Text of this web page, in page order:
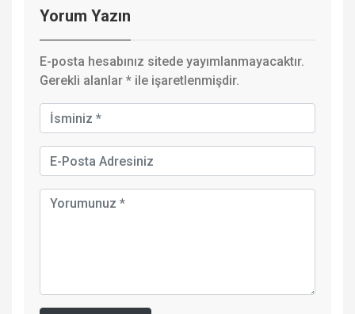
Yorum Yazın
E-posta hesabınız sitede yayımlanmayacaktır.
Gerekli alanlar * ile işaretlenmişdir.